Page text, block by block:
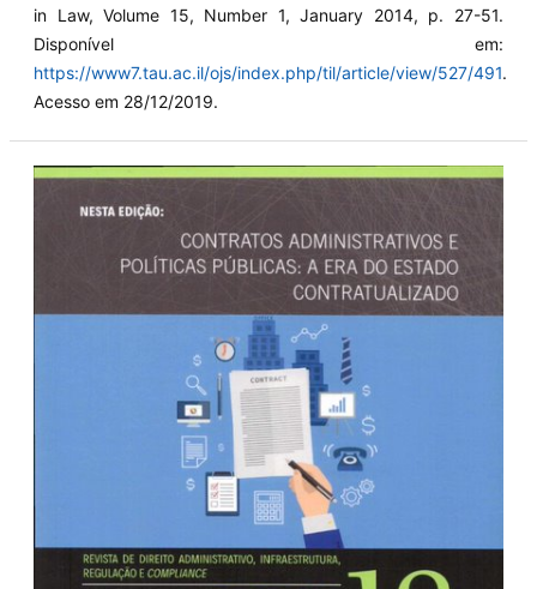
in Law, Volume 15, Number 1, January 2014, p. 27-51.
Disponível em:
https://www7.tau.ac.il/ojs/index.php/til/article/view/527/491.
Acesso em 28/12/2019.